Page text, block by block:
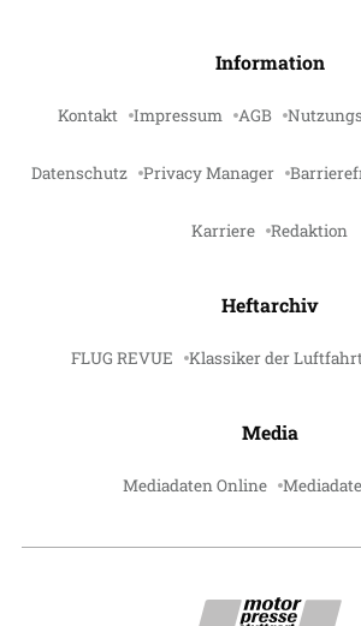
Information
Kontakt Impressum AGB
Datenschutz Privacy Manager
Karriere Redaktion
Heftarchiv
FLUG REVUE Klassiker der
Media
Mediadaten Online